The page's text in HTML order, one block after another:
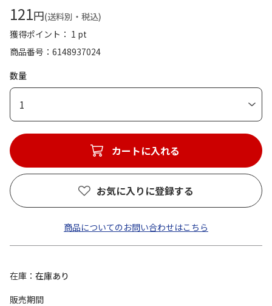
121円(送料別・税込)
獲得ポイント： 1 pt
商品番号
6148937024
数量
1
カートに入れる
お気に入りに登録する
商品についてのお問い合わせはこちら
在庫
在庫あり
販売期間